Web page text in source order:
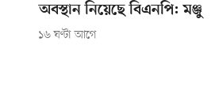
অবস্থান নিয়েছে বিএনপি: মঞ্জু
১৬ ঘণ্টা আগে